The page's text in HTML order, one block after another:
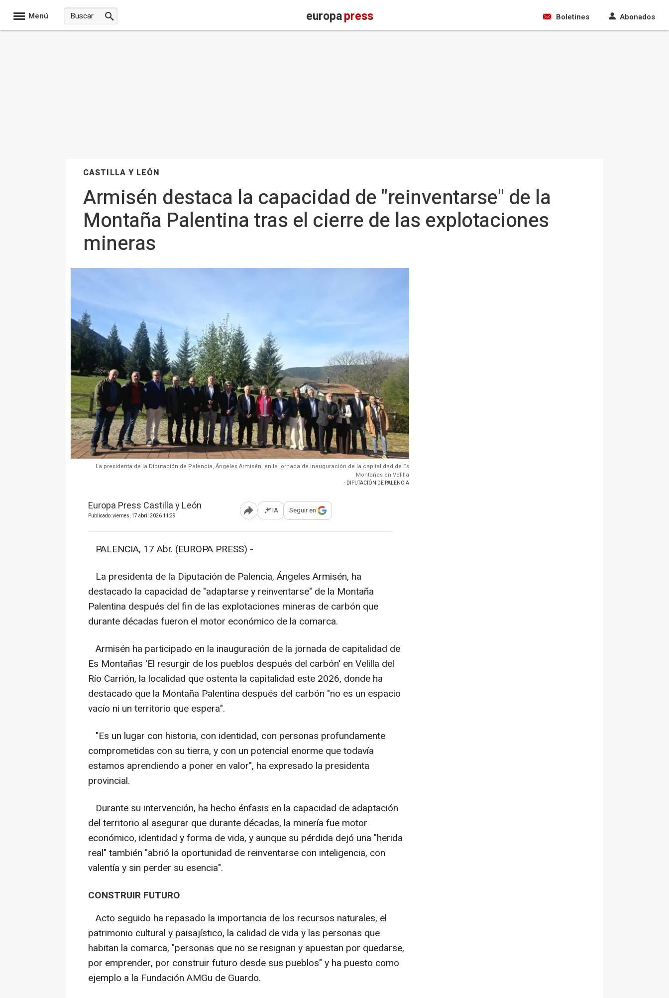
Menú europapress Boletines Abonados
CASTILLA Y LEÓN
Armisén destaca la capacidad de "reinventarse" de la
Montaña Palentina tras el cierre de las explotaciones
mineras
La presidenta de la Diputación de Palencia, Ángeles Armisén, en la jornada de inauguración de la capitalidad de Es
Montañas en Velilla
- DIPUTACIÓN DE PALENCIA
Europa Press Castilla y León
Publicado: viernes, 17 abril 2026 11:39 Abrir opciones para compartir
IA Seguir en
PALENCIA, 17 Abr. (EUROPA PRESS) -
La presidenta de la Diputación de Palencia, Ángeles Armisén, ha
destacado la capacidad de "adaptarse y reinventarse" de la Montaña
Palentina después del fin de las explotaciones mineras de carbón que
durante décadas fueron el motor económico de la comarca.
Armisén ha participado en la inauguración de la jornada de capitalidad de
Es Montañas 'El resurgir de los pueblos después del carbón' en Velilla del
Río Carrión, la localidad que ostenta la capitalidad este 2026, donde ha
destacado que la Montaña Palentina después del carbón "no es un espacio
vacío ni un territorio que espera".
"Es un lugar con historia, con identidad, con personas profundamente
comprometidas con su tierra, y con un potencial enorme que todavía
estamos aprendiendo a poner en valor", ha expresado la presidenta
provincial.
Durante su intervención, ha hecho énfasis en la capacidad de adaptación
del territorio al asegurar que durante décadas, la minería fue motor
económico, identidad y forma de vida, y aunque su pérdida dejó una "herida
real" también "abrió la oportunidad de reinventarse con inteligencia, con
valentía y sin perder su esencia".
CONSTRUIR FUTURO
Acto seguido ha repasado la importancia de los recursos naturales, el
patrimonio cultural y paisajístico, la calidad de vida y las personas que
habitan la comarca, "personas que no se resignan y apuestan por quedarse,
por emprender, por construir futuro desde sus pueblos" y ha puesto como
ejemplo a la Fundación AMGu de Guardo.